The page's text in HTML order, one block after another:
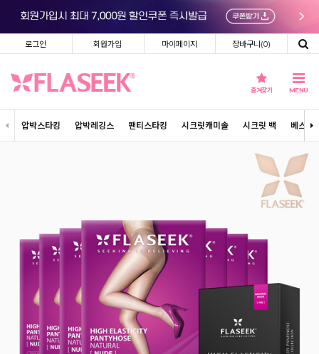
로그인 회원가입 마이페이지 장바구니(0)
즐겨찾기 MENU
압박스타킹 압박레깅스 팬티스타킹 시크릿캐미솔 시크릿 백 베스트